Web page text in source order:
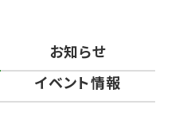
お知らせ
イベント情報